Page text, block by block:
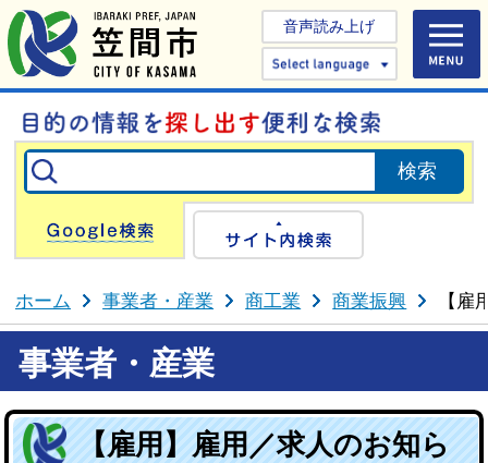
音声読み上げ
Select
Google検索
ホーム 事業者・産業 商工業 商業振興 【
事業者・産業
【雇用】雇用／求人のお知ら